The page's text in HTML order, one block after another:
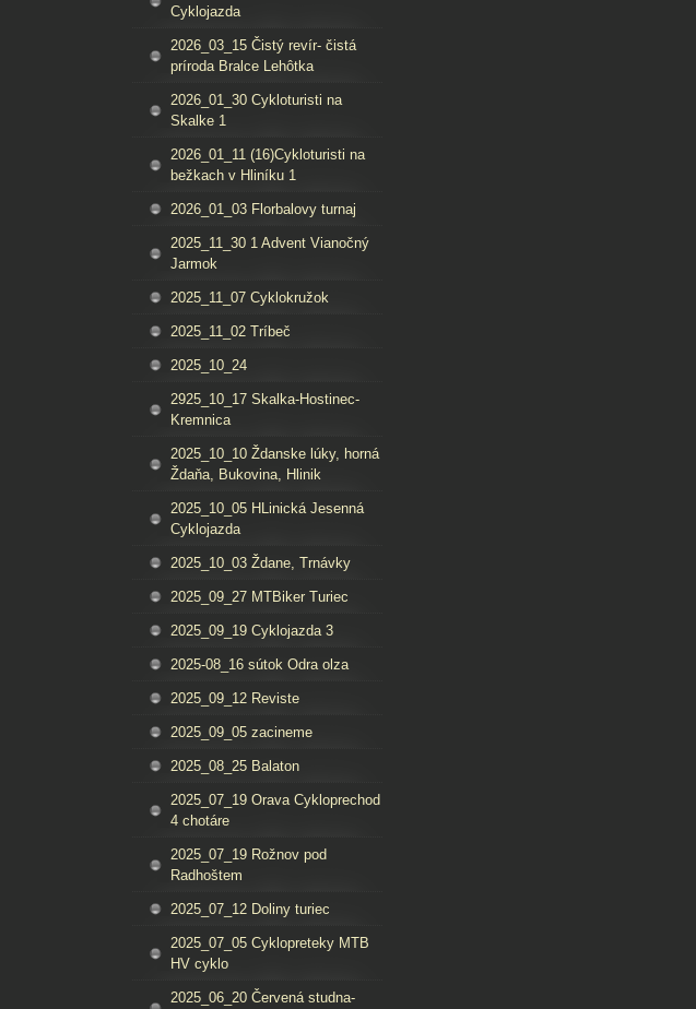
Cyklojazda
2026_03_15 Čistý revír- čistá
príroda Bralce Lehôtka
2026_01_30 Cykloturisti na
Skalke 1
2026_01_11 (16)Cykloturisti na
bežkach v Hliníku 1
2026_01_03 Florbalovy turnaj
2025_11_30 1 Advent Vianočný
Jarmok
2025_11_07 Cyklokružok
2025_11_02 Tríbeč
2025_10_24
2925_10_17 Skalka-Hostinec-
Kremnica
2025_10_10 Ždanske lúky, horná
Ždaňa, Bukovina, Hlinik
2025_10_05 HLinická Jesenná
Cyklojazda
2025_10_03 Ždane, Trnávky
2025_09_27 MTBiker Turiec
2025_09_19 Cyklojazda 3
2025-08_16 sútok Odra olza
2025_09_12 Reviste
2025_09_05 zacineme
2025_08_25 Balaton
2025_07_19 Orava Cykloprechod
4 chotáre
2025_07_19 Rožnov pod
Radhoštem
2025_07_12 Doliny turiec
2025_07_05 Cyklopreteky MTB
HV cyklo
2025_06_20 Červená studna-